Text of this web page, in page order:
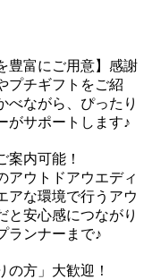
豊富にご用意】感謝
プチギフトをご紹
べながら、ぴったり
がサポートします♪
案内可能！
アウトドアウエディ
アな環境で行うアウ
と安心感につながり
ランナーまで♪
の方」大歓迎！